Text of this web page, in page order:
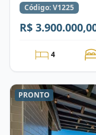
Código: V1225
R$
4
PRONTO